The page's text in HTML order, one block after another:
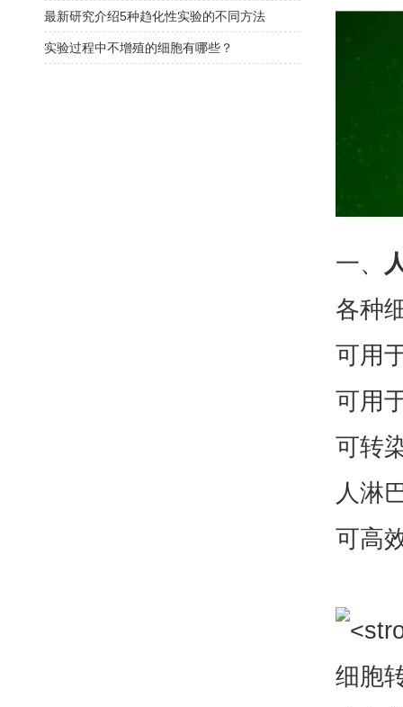
一、
各种
可用
可用
可转
人淋
可高
最新研究介绍5种趋化性实验的不同方法
实验过程中不增殖的细胞有哪些？